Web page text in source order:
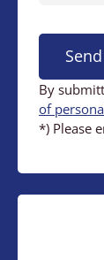
Send
By
of
*) Please